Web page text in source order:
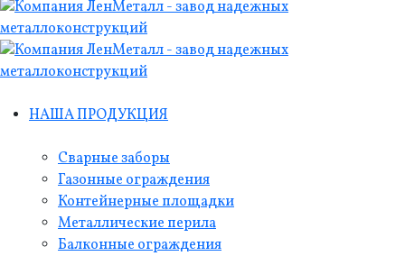
НАША ПРОДУКЦИЯ
Сварные заборы
Газонные ограждения
Контейнерные площадки
Металлические перила
Балконные ограждения